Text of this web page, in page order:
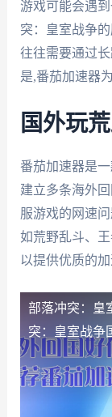
游戏可能会遇
突：皇室战争
往往需要通过
是,番茄加速器
国外玩
番茄加速器是
建立多条海外
服游戏的网速
如荒野乱斗、
以提供优质的
部落冲突：皇
突：皇室战争